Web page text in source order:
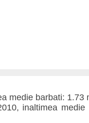
medie barbati: 1.73
inaltimea